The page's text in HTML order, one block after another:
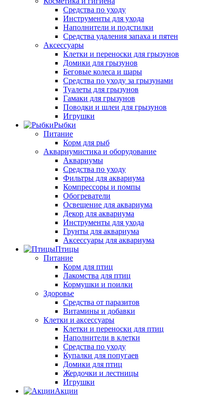
Средства по уходу
Инструменты для ухода
Наполнители и подстилки
Средства удаления запаха и пятен
Аксессуары
Клетки и переноски для грызунов
Домики для грызунов
Беговые колеса и шары
Средства по уходу за грызунами
Туалеты для грызунов
Гамаки для грызунов
Поводки и шлеи для грызунов
Игрушки
Рыбки
Питание
Корм для рыб
Аквариумистика и оборудование
Аквариумы
Средства по уходу
Фильтры для аквариума
Компрессоры и помпы
Обогреватели
Освещение для аквариума
Декор для аквариума
Инструменты для ухода
Грунты для аквариума
Аксессуары для аквариума
Птицы
Питание
Корм для птиц
Лакомства для птиц
Кормушки и поилки
Здоровье
Средства от паразитов
Витамины и добавки
Клетки и аксессуары
Клетки и переноски для птиц
Наполнители в клетки
Средства по уходу
Купалки для попугаев
Домики для птиц
Жердочки и лестницы
Игрушки
Акции